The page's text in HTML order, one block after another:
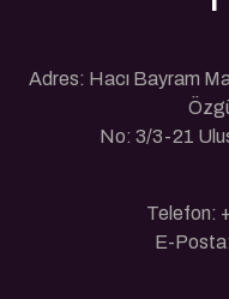
Adres: Hacı Bayram
No: 3/3-21
Telefon:
E-